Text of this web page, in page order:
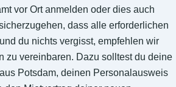
vor Ort anmelden oder dies auch
dass alle erforderlichen
du nichts vergisst, empfehlen wir
zu vereinbaren. Dazu solltest du deine
Potsdam, deinen Personalausweis